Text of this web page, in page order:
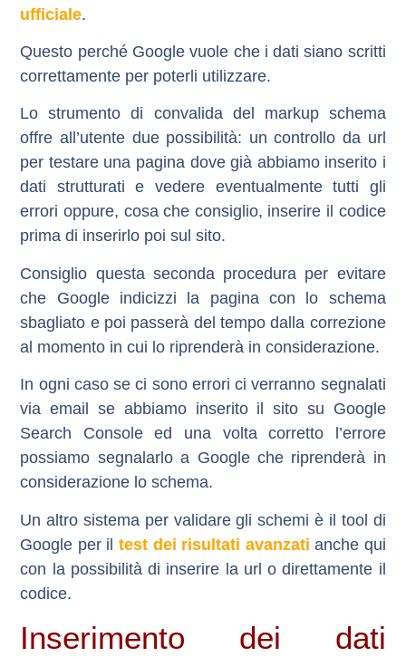
ufficiale.
Questo perché Google vuole che i dati siano scritti
correttamente per poterli utilizzare.
Lo strumento di convalida del markup schema
offre all’utente due possibilità: un controllo da url
per testare una pagina dove già abbiamo inserito i
dati strutturati e vedere eventualmente tutti gli
errori oppure, cosa che consiglio, inserire il codice
prima di inserirlo poi sul sito.
Consiglio questa seconda procedura per evitare
che Google indicizzi la pagina con lo schema
sbagliato e poi passerà del tempo dalla correzione
al momento in cui lo riprenderà in considerazione.
In ogni caso se ci sono errori ci verranno segnalati
via email se abbiamo inserito il sito su Google
Search Console ed una volta corretto l’errore
possiamo segnalarlo a Google che riprenderà in
considerazione lo schema.
Un altro sistema per validare gli schemi è il tool di
Google per il test dei risultati avanzatianche qui
con la possibilità di inserire la url o direttamente il
codice.
Inserimento dei dati